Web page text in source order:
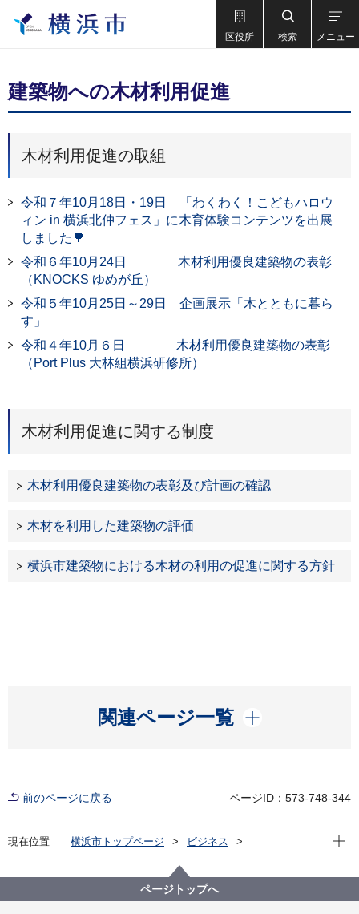
区役所 検索 メニュー
建築物への木材利用促進
木材利用促進の取組
令和７年10月18日・19日 「わくわく！こどもハロウ
ィン in 横浜北仲フェス」に木育体験コンテンツを出展
しました🌳
令和６年10月24日 木材利用優良建築物の表彰
（KNOCKS ゆめが丘）
令和５年10月25日～29日 企画展示「木とともに暮ら
す」
令和４年10月６日 木材利用優良建築物の表彰
（Port Plus 大林組横浜研修所）
木材利用促進に関する制度
木材利用優良建築物の表彰及び計画の確認
木材を利用した建築物の評価
横浜市建築物における木材の利用の促進に関する方針
関連ページ一覧
開く
前のページに戻る ページID：573-748-344
現在位置 横浜市トップページ
ビジネス
環境・省エネに関する取組・補助制度等
建築物への木材利用促進
現在
ページトップへ